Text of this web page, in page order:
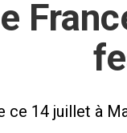
ce 14 juillet à